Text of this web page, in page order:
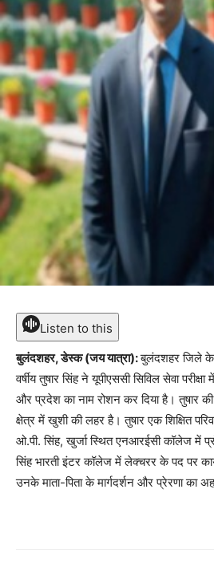
Listen to this
बुलंदशहर, डेस्क (जय यात्रा):बुलंदशहर जिले के
वर्षीय तुषार सिंह ने यूपीएससी सिविल सेवा
और प्रदेश का नाम रोशन कर दिया है। तुषार
क्षेत्र में खुशी की लहर है। तुषार एक शिक्षित
ओ.पी. सिंह, खुर्जा स्थित एनआरईसी कॉलेज में
सिंह भारती इंटर कॉलेज में लेक्चरर के पद पर
उनके माता-पिता के मार्गदर्शन और प्रेरणा का